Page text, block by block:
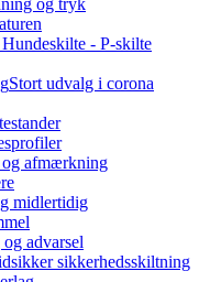
og tryk
- P-skilte
Stort udvalg i corona
afmærkning
midlertidig
advarsel
sikkerhedsskiltning